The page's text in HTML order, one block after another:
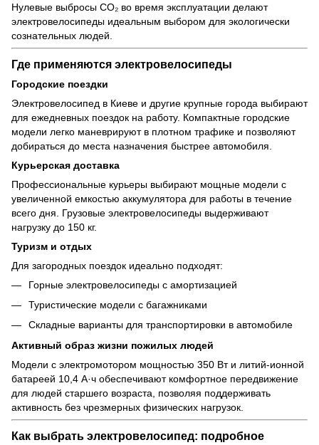
Нулевые выбросы CO₂ во время эксплуатации делают
электровелосипеды идеальным выбором для экологически
сознательных людей.
Где применяются электровелосипеды
Городские поездки
Электровелосипед в Киеве и другие крупные города выбирают
для ежедневных поездок на работу. Компактные городские
модели легко маневрируют в плотном трафике и позволяют
добираться до места назначения быстрее автомобиля.
Курьерская доставка
Профессиональные курьеры выбирают мощные модели с
увеличенной емкостью аккумулятора для работы в течение
всего дня. Грузовые электровелосипеды выдерживают
нагрузку до 150 кг.
Туризм и отдых
Для загородных поездок идеально подходят:
Горные электровелосипеды с амортизацией
Туристические модели с багажниками
Складные варианты для транспортировки в автомобиле
Активный образ жизни пожилых людей
Модели с электромотором мощностью 350 Вт и литий-ионной
батареей 10,4 А·ч обеспечивают комфортное передвижение
для людей старшего возраста, позволяя поддерживать
активность без чрезмерных физических нагрузок.
Как выбрать электровелосипед: подробное